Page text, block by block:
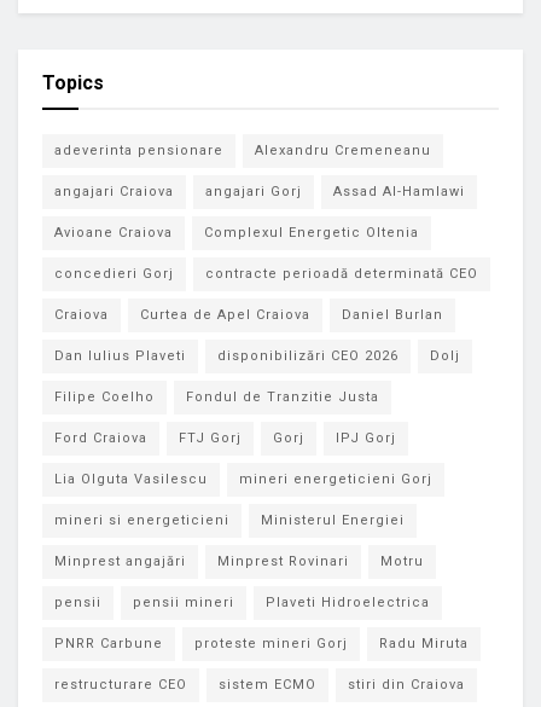
Topics
adeverinta pensionare Alexandru Cremeneanu
angajari Craiova angajari Gorj Assad Al-Hamlawi
Avioane Craiova Complexul Energetic Oltenia
concedieri Gorj contracte perioadă determinată CEO
Craiova Curtea de Apel Craiova Daniel Burlan
Dan Iulius Plaveti disponibilizări CEO 2026 Dolj
Filipe Coelho Fondul de Tranzitie Justa
Ford Craiova FTJ Gorj Gorj IPJ Gorj
Lia Olguta Vasilescu mineri energeticieni Gorj
mineri si energeticieni Ministerul Energiei
Minprest angajări Minprest Rovinari Motru
pensii pensii mineri Plaveti Hidroelectrica
PNRR Carbune proteste mineri Gorj Radu Miruta
restructurare CEO sistem ECMO stiri din Craiova